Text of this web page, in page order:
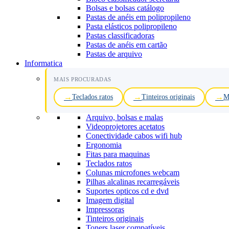
Bolsas e bolsas catálogo
Pastas de anéis em polipropileno
Pasta elásticos polipropileno
Pastas classificadoras
Pastas de anéis em cartão
Pastas de arquivo
Informatica
MAIS PROCURADAS
Teclados ratos Tinteiros originais
Arquivo, bolsas e malas
Videoprojetores acetatos
Conectividade cabos wifi hub
Ergonomia
Fitas para maquinas
Teclados ratos
Colunas microfones webcam
Pilhas alcalinas recarregáveis
Suportes opticos cd e dvd
Imagem digital
Impressoras
Tinteiros originais